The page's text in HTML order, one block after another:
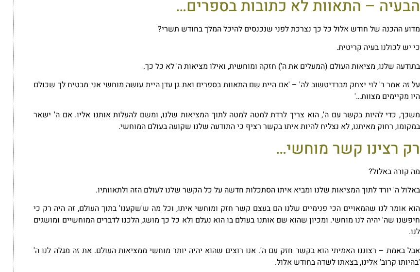
הבעיה – התאוות לא כתובות בספרים…
מדוע ההכנה של חודש אלול כל כך נצרכת לפני שנכנסים להיכל המלך בחודש תשרי?
כי יש לכולנו בעיה קריטית.
בתודעה שלנו, מציאות העולם (המעלים את ה') חזקה ומוחשית, ואילו מציאות ה' לא כל כך.
על זה אמר ר' לוי יצחק מברדיטשוב לה' – 'אם היית שם התאוות בספרים ואת גן עדן היית עושה מוחשי אני מבטיח לך שכולם
היו מקיימים מצוות…'
משכך, כדי להיות בקשר עם ה', הוא צריך לרדת למטה למטה לתוך המציאות שלנו, ומשם להעלות אותנו אליו. אם ה' ישאר
במקומו, רחוק מאיתנו,לא נצליח להיות איתו בקשר רציף כי התודעה שלנו שקועה בעולם המוחשי.
רק רצינו קשר מוחשי…
מה קורה באלול?
באלול ה' יורד לתוך המציאות שלנו ומביא איתוהסתכלות חדשה על כל הקשר שלנו לעולם הזה ולתאוותיו.
הוא אומר לנו שהמאויים הכי פנימיים שלנו הם בעצם קשר חזק ומוחשי איתו, וכל מה ש'שקענו' בתוך העולם, זה היה רק כי
חיפשנו שה' יהיה לנו מוחשי. ומכיון שהוא שם אותנו בעולם בו הוא נעלם ולא כל כך מושג, הלכנו לדברים המוחשיים ומושגים
לנו.
אבל באמת – רצוננו האמיתי הוא בקשר חזק עם ה'. אנו רוצים שהוא יהיה יותר מוחשי ממציאות העולם. את זה מגלה לנו ה'
'בהיותו קרוב' אלינו, בצאתו לשדה בחודש אלול.